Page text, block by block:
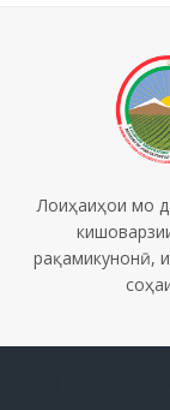
Лоиҳаиҳои мо
рақамикунонӣ,